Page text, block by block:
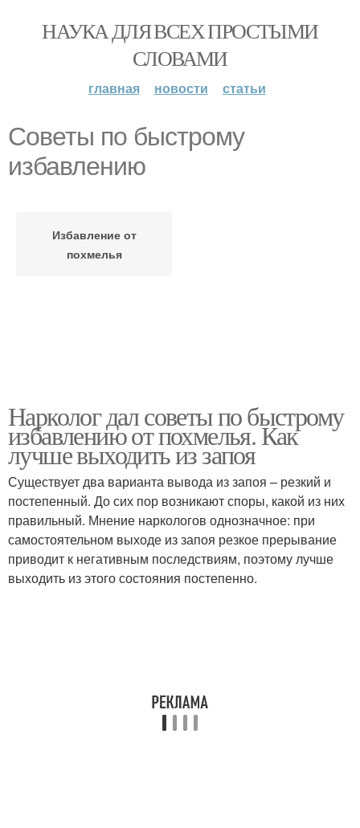
НАУКА ДЛЯ ВСЕХ ПРОСТЫМИ
СЛОВАМИ
главная новости статьи
Советы по быстрому
избавлению
Избавление от
похмелья
Нарколог дал советы по быстрому
избавлению от похмелья. Как
лучше выходить из запоя
Существует два варианта вывода из запоя – резкий и
постепенный. До сих пор возникают споры, какой из них
правильный. Мнение наркологов однозначное: при
самостоятельном выходе из запоя резкое прерывание
приводит к негативным последствиям, поэтому лучше
выходить из этого состояния постепенно.